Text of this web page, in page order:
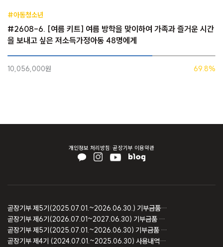
#아동청소년
#2608-6. [여름 키트] 여름 방학을 맞이하여 가족과 즐거운 시간
을 보내고 싶은 저소득가정아동 48명에게
10,056,000원 69.8%
개인정보 처리방침 곧장기부 이용약관
곧장기부 제5기(2025.07.01.~2026.06.30.) 기부금품 모집결과 보고
곧장기부 제6기(2026.07.01~2027.06.30) 기부금품 모집등록 보고
곧장기부 제5기(2025.07.01.~2026.06.30) 기부금품 모집등록 보고
곧장기부 제4기 (2024.07.01.~2025.06.30) 사용내역 및 회계감사 보고